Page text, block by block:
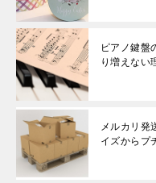
ピアノ鍵盤
り増えない
メルカリ発
イズからプ